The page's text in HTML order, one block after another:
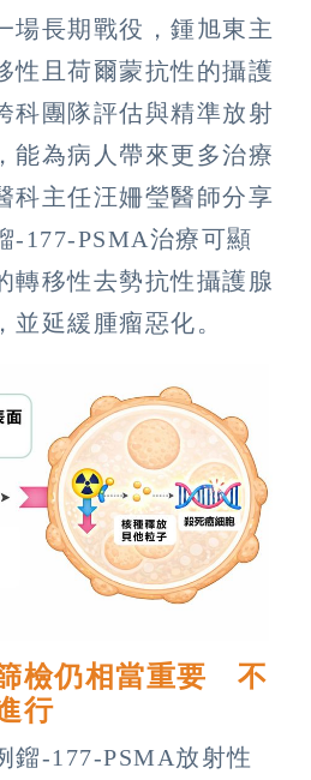
場長期戰役，鍾旭東主
性且荷爾蒙抗性的攝護
科團隊評估與精準放射
能為病人帶來更多治療
科主任汪姍瑩醫師分享
-177-PSMA治療可顯
轉移性去勢抗性攝護腺
延緩腫瘤惡化。
檢仍相當重要 不
行
鎦-177-PSMA放射性